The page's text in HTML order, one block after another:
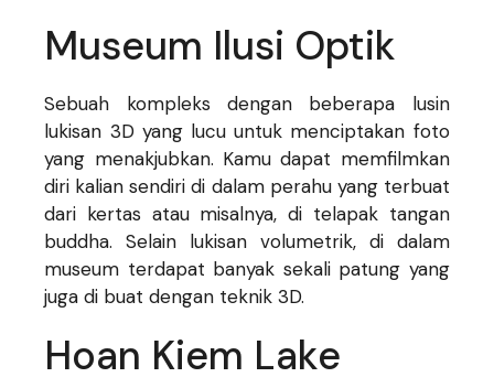
Museum Ilusi Optik
Sebuah kompleks dengan beberapa lusin
lukisan 3D yang lucu untuk menciptakan foto
yang menakjubkan. Kamu dapat memfilmkan
diri kalian sendiri di dalam perahu yang terbuat
dari kertas atau misalnya, di telapak tangan
buddha. Selain lukisan volumetrik, di dalam
museum terdapat banyak sekali patung yang
juga di buat dengan teknik 3D.
Hoan Kiem Lake